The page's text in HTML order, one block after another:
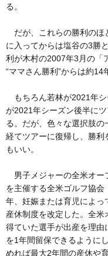
る。
だが、これらの勝利のほ
に入ってからは塩谷の3勝
利が木村の2007年3月の「
“ママさん勝利”からは約14
もちろん若林が2021年シ
が2021年シーズン後半に
る。だが、色々な選択肢
経てツアーに復帰し、勝利
もいい。
男子メジャーの全米オー
を主催する全米ゴルフ協
年、妊娠または育児によっ
産休制度を改定した。全
得ていた選手が出産を理由
を1年間留保できるように
めれば最大2年間の産休や